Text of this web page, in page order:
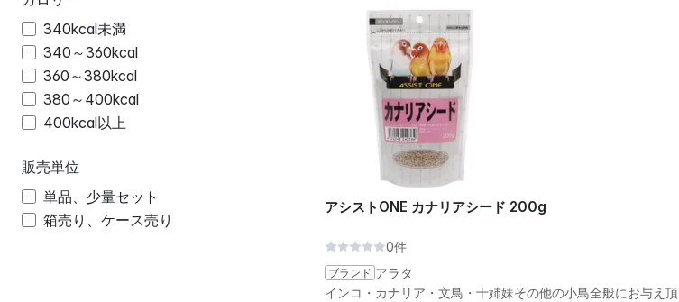
340kcal未満
340～360kcal
360～380kcal
380～400kcal
400kcal以上
販売単位
単品、少量セット
箱売り、ケース売り
アシストONE カナリアシード 200g
0件
ブランド アラタ
インコ・カナリア・文鳥・十姉妹その他の小鳥全般にお与え頂